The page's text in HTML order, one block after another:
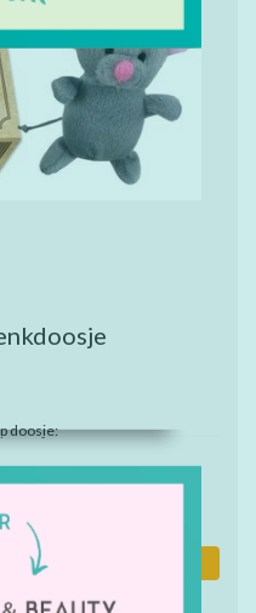
doosje:
Toevoegen aan winkelwagen